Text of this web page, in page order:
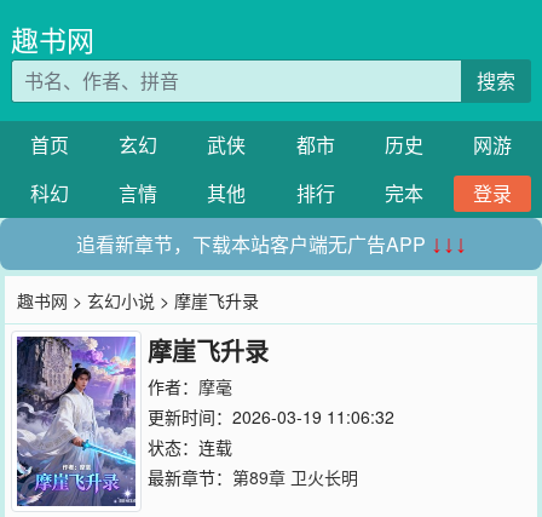
趣书网
搜索
首页 玄幻 武侠 都市 历史
网游
科幻
言情 其他 排行 完本
登录
追看新章节，下载本站客户端无广告APP ↓↓↓
趣书网 >玄幻小说 > 摩崖飞升录
摩崖飞升录
作者： 摩毫
更新时间：2026-03-19 11:06:32
状态：连载
最新章节： 第89章 卫火长明